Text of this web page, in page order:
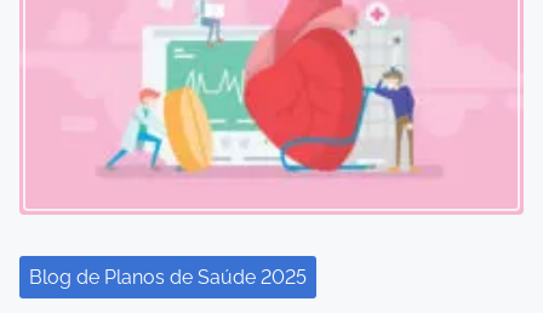
i Blog de Planos de Saúde 2025